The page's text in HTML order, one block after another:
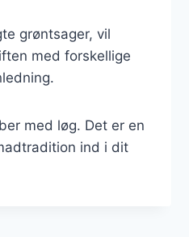
grøntsager, vil
med forskellige
med løg. Det er en
ind i dit